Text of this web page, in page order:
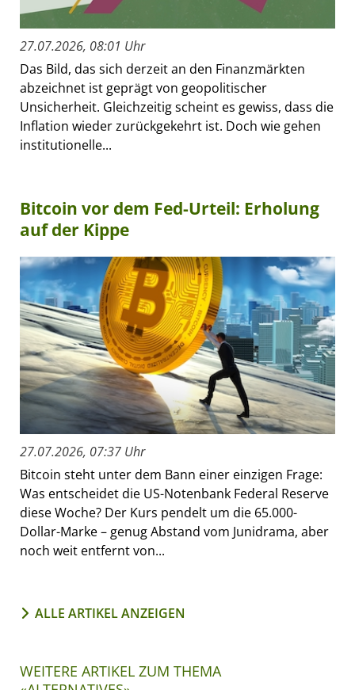
27.07.2026, 08:01 Uhr
Das Bild, das sich derzeit an den Finanzmärkten
abzeichnet ist geprägt von geopolitischer
Unsicherheit. Gleichzeitig scheint es gewiss, dass die
Inflation wieder zurückgekehrt ist. Doch wie gehen
institutionelle...
Bitcoin vor dem Fed-Urteil: Erholung
auf der Kippe
27.07.2026, 07:37 Uhr
Bitcoin steht unter dem Bann einer einzigen Frage:
Was entscheidet die US-Notenbank Federal Reserve
diese Woche? Der Kurs pendelt um die 65.000-
Dollar-Marke – genug Abstand vom Junidrama, aber
noch weit entfernt von...
ALLE ARTIKEL ANZEIGEN
WEITERE ARTIKEL ZUM THEMA